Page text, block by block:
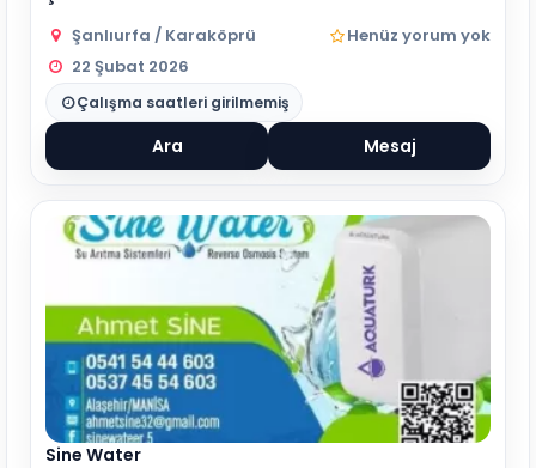
Şanlıurfa / Karaköprü
Henüz yorum yok
22 Şubat 2026
Çalışma saatleri girilmemiş
Ara Mesaj
Sine Water